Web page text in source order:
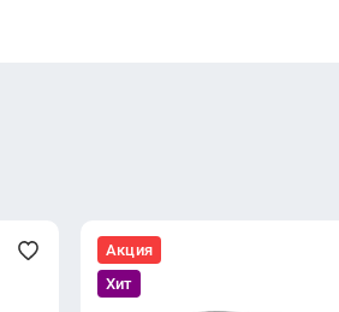
Акция
Хит